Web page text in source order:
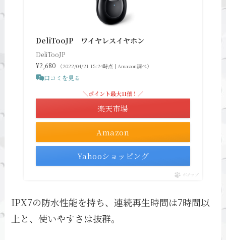
DeliTooJP ワイヤレスイヤホン
DeliTooJP
¥2,680
（2022/04/21 15:24時点 | Amazon調べ）
口コミを見る
Amazon
＼ポイント最大11倍！／
楽天市場
Yahooショッピング
ポチップ
IPX7の防水性能を持ち、連続再生時間は7時間以
上と、使いやすさは抜群。